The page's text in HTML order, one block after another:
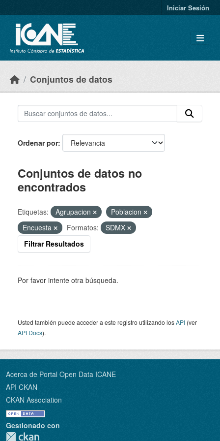
Iniciar Sesión
Conjuntos de datos
Ordenar por
Conjuntos de datos no
encontrados
Etiquetas: Agrupacion
Poblacion
Encuesta
Formatos:
SDMX
Filtrar Resultados
Por favor intente otra búsqueda.
Usted también puede acceder a este registro utilizando losAPI (ver
API Docs).
Acerca de Portal Open Data ICANE
API CKAN
CKAN Association
Gestionado con